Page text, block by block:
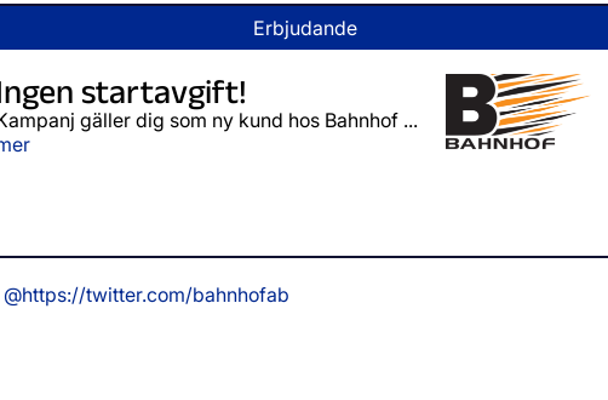
Erbjudande
startavgift!
gäller dig som ny kund hos Bahnhof ...
@https://twitter.com/bahnhofab